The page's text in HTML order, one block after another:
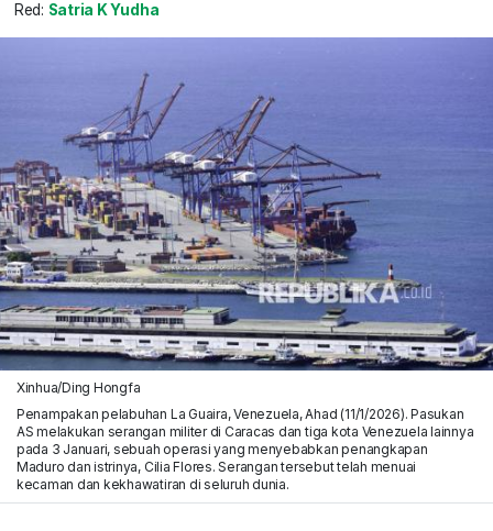
Red: Satria K Yudha
Xinhua/Ding Hongfa
Penampakan pelabuhan La Guaira, Venezuela, Ahad (11/1/2026). Pasukan
AS melakukan serangan militer di Caracas dan tiga kota Venezuela lainnya
pada 3 Januari, sebuah operasi yang menyebabkan penangkapan
Maduro dan istrinya, Cilia Flores. Serangan tersebut telah menuai
kecaman dan kekhawatiran di seluruh dunia.